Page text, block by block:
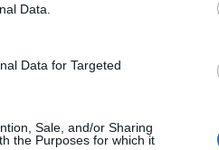
Data.
Data for Targeted
Sale, and/or Sharing
the Purposes for which it
tartozik, melynek olvasása